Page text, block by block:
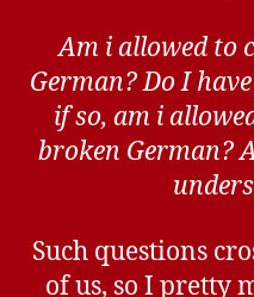
Am i allowed to
German? Do I
if so, am i
broken German?
Such questions
of us, so I pretty